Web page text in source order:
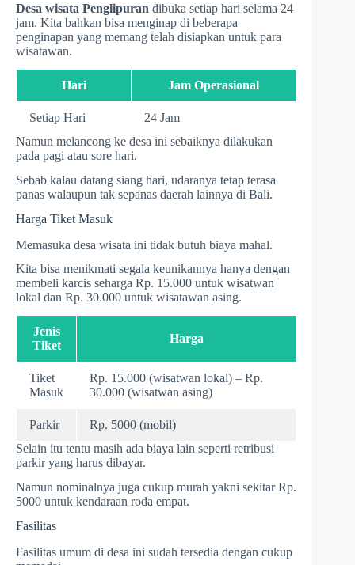
Desa wisata Penglipuran dibuka setiap hari selama 24
jam. Kita bahkan bisa menginap di beberapa
penginapan yang memang telah disiapkan untuk para
wisatawan.
Hari Jam Operasional
Setiap Hari
24 Jam
Namun melancong ke desa ini sebaiknya dilakukan
pada pagi atau sore hari.
Sebab kalau datang siang hari, udaranya tetap terasa
panas walaupun tak sepanas daerah lainnya di Bali.
Harga Tiket Masuk
Memasuka desa wisata ini tidak butuh biaya mahal.
Kita bisa menikmati segala keunikannya hanya dengan
membeli karcis seharga Rp. 15.000 untuk wisatwan
lokal dan Rp. 30.000 untuk wisatawan asing.
Jenis
Tiket
Harga
Tiket
Masuk
Rp. 15.000 (wisatwan lokal) – Rp.
30.000 (wisatwan asing)
Parkir
Rp. 5000 (mobil)
Selain itu tentu masih ada biaya lain seperti retribusi
parkir yang harus dibayar.
Namun nominalnya juga cukup murah yakni sekitar Rp.
5000 untuk kendaraan roda empat.
Fasilitas
Fasilitas umum di desa ini sudah tersedia dengan cukup